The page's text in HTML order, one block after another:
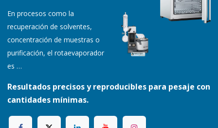
En procesos como la
recuperación de solventes,
concentración de muestras o
purificación, el rotaevaporador
es …
Resultados precisos y reproducibles para pesaje con
cantidades mínimas.